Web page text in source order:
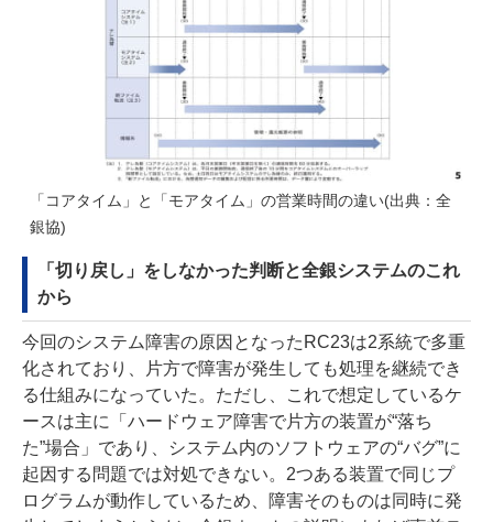
「コアタイム」と「モアタイム」の営業時間の違い(出典：全
銀協)
「切り戻し」をしなかった判断と全銀システムのこれ
から
今回のシステム障害の原因となったRC23は2系統で多重
化されており、片方で障害が発生しても処理を継続でき
る仕組みになっていた。ただし、これで想定しているケ
ースは主に「ハードウェア障害で片方の装置が“落ち
た”場合」であり、システム内のソフトウェアの“バグ”に
起因する問題では対処できない。2つある装置で同じプ
ログラムが動作しているため、障害そのものは同時に発